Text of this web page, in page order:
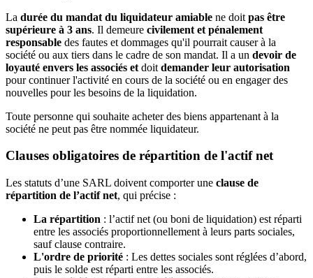
La durée du mandat du liquidateur amiable ne doit pas être
supérieure à 3 ans. Il demeure civilement et pénalement
responsable des fautes et dommages qu'il pourrait causer à la
société ou aux tiers dans le cadre de son mandat. Il a un devoir de
loyauté envers les associés et doit demander leur autorisation
pour continuer l'activité en cours de la société ou en engager des
nouvelles pour les besoins de la liquidation.
Toute personne qui souhaite acheter des biens appartenant à la
société ne peut pas être nommée liquidateur.
Clauses obligatoires de répartition de l'actif net
Les statuts d’une SARL doivent comporter une clause de
répartition de l’actif net, qui précise :
La répartition : l’actif net (ou boni de liquidation) est réparti
entre les associés proportionnellement à leurs parts sociales,
sauf clause contraire.
L'ordre de priorité : Les dettes sociales sont réglées d’abord,
puis le solde est réparti entre les associés.